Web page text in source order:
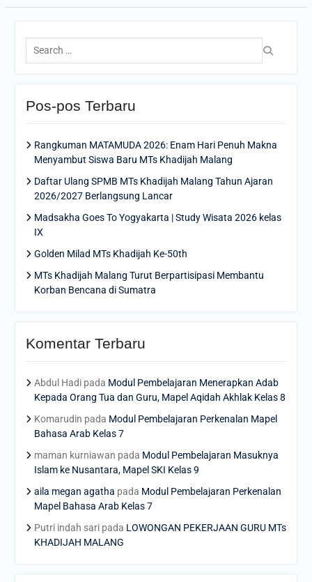
Search
for:
Pos-pos Terbaru
Rangkuman MATAMUDA 2026: Enam Hari Penuh Makna
Menyambut Siswa Baru MTs Khadijah Malang
Daftar Ulang SPMB MTs Khadijah Malang Tahun Ajaran
2026/2027 Berlangsung Lancar
Madsakha Goes To Yogyakarta | Study Wisata 2026 kelas
IX
Golden Milad MTs Khadijah Ke-50th
MTs Khadijah Malang Turut Berpartisipasi Membantu
Korban Bencana di Sumatra
Komentar Terbaru
Abdul Hadipada Modul Pembelajaran Menerapkan Adab
Kepada Orang Tua dan Guru, Mapel Aqidah Akhlak Kelas 8
Komarudin pada Modul Pembelajaran Perkenalan Mapel
Bahasa Arab Kelas 7
maman kurniawan pada Modul Pembelajaran Masuknya
Islam ke Nusantara, Mapel SKI Kelas 9
aila megan agatha pada Modul Pembelajaran Perkenalan
Mapel Bahasa Arab Kelas 7
Putri indah saripada LOWONGAN PEKERJAAN GURU MTs
KHADIJAH MALANG